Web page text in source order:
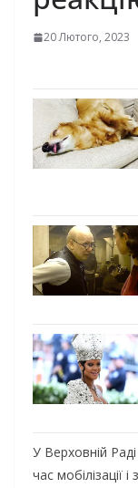
20 Лютого, 2023
У Верховній
час мобілізації